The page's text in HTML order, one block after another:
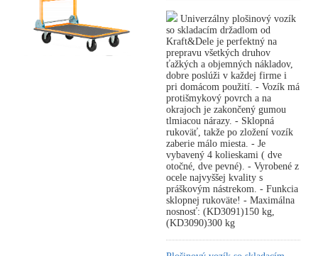
Univerzálny plošinový vozík
so skladacím držadlom od
Kraft&Dele je perfektný na
prepravu všetkých druhov
ťažkých a objemných nákladov,
dobre poslúži v každej firme i
pri domácom použití. - Vozík má
protišmykový povrch a na
okrajoch je zakončený gumou
tlmiacou nárazy. - Sklopná
rukoväť, takže po zložení vozík
zaberie málo miesta. - Je
vybavený 4 kolieskami ( dve
otočné, dve pevné). - Vyrobené z
ocele najvyššej kvality s
práškovým nástrekom. - Funkcia
sklopnej rukoväte! - Maximálna
nosnosť: (KD3091)150 kg,
(KD3090)300 kg